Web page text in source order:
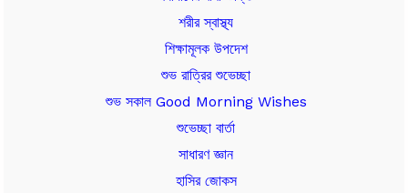
শরীর স্বাস্থ্য
শিক্ষামূলক উপদেশ
শুভ রাত্রির শুভেচ্ছা
শুভ সকাল Good Morning Wishes
শুভেচ্ছা বার্তা
সাধারণ জ্ঞান
হাসির জোকস